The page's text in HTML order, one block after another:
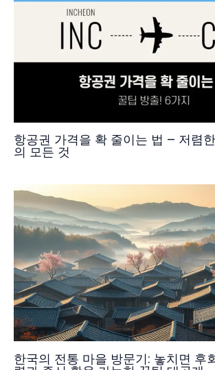
항공권 가격을 확 줄이는 법 – 저렴
의 모든 것
한국의 전통 마을 방문기: 놓치면 후